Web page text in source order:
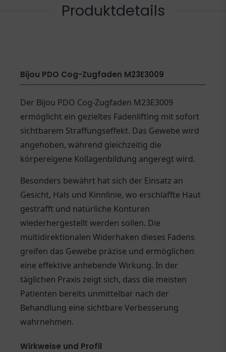
Produktdetails
Bijou PDO Cog-Zugfaden M23E3009
Der Bijou PDO Cog-Zugfaden M23E3009
ermöglicht ein gezieltes Fadenlifting mit sofort
sichtbarem Straffungseffekt. Das Gewebe wird
angehoben, während gleichzeitig die
körpereigene Kollagenbildung angeregt wird.
Besonders bewährt hat sich der Einsatz an
Gesicht, Hals und Kinnlinie, wo erschlaffte Haut
gestrafft und natürliche Konturen
wiederhergestellt werden sollen. Die
multidirektionalen Widerhaken dieses Fadens
greifen das Gewebe präzise und ermöglichen
eine effektive anhebende Wirkung. In der
täglichen Praxis zeigt sich, dass die meisten
Patienten bereits unmittelbar nach der
Behandlung eine sichtbare Verbesserung
wahrnehmen.
Wirkweise und Profil